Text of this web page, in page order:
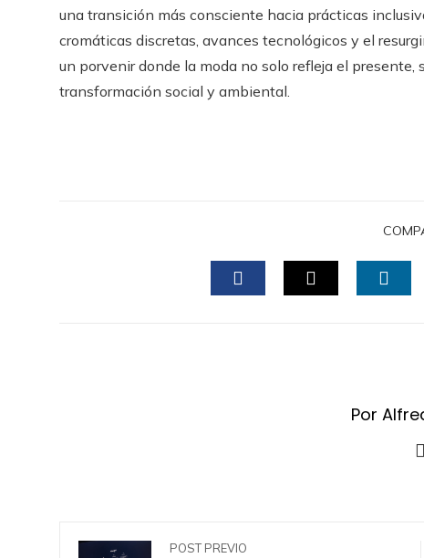
una transición más consciente hacia prácticas
cromáticas discretas, avances tecnológicos y el
un porvenir donde la moda no solo refleja el
transformación social y ambiental.
Por
POST PREVIO